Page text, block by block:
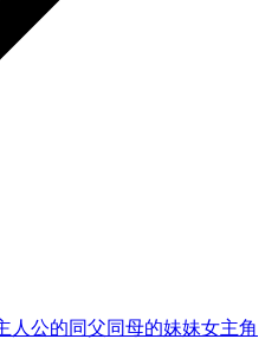
人公的同父同母的妹妹女主角